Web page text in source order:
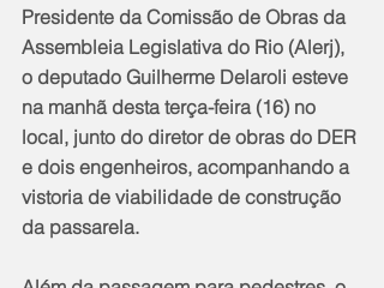
Presidente da Comissão de Obras da
Assembleia Legislativa do Rio (Alerj),
o deputado Guilherme Delaroli esteve
na manhã desta terça-feira (16) no
local, junto do diretor de obras do DER
e dois engenheiros, acompanhando a
vistoria de viabilidade de construção
da passarela.